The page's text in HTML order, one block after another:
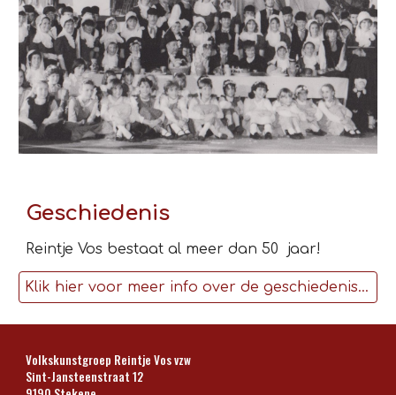
Geschiedenis
Reintje Vos bestaat al meer dan 50 jaar!
Klik hier voor meer info over de geschiedenis van Reintje Vos
Volkskunstgroep Reintje Vos vzw
Sint-Jansteenstraat 12